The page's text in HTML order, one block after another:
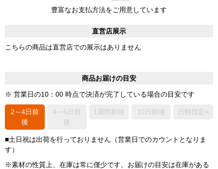
豊富なお支払方法をご用意しています
直営店展示
こちらの商品は直営店での展示はありません
商品お届けの目安
※ 営業日の10：00 時点で決済が完了している場合の目安です
2～4日前
後
4～6日前
後
1週間前後 10日前後 日時指定×
■土日祝は出荷を行っておりません（営業日でのカウントとなりま
す）
※素材の性質上、在庫は常に僅少です。お届けの目安は在庫がある